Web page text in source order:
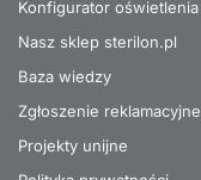
Konfigurator oświetlenia
Nasz sklep sterilon.pl
Baza wiedzy
Zgłoszenie reklamacyjne
Projekty unijne